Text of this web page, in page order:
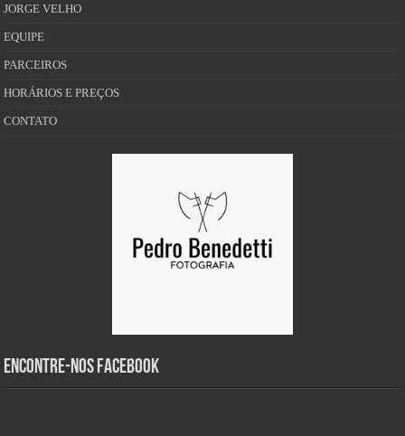
JORGE VELHO
EQUIPE
PARCEIROS
HORÁRIOS E PREÇOS
CONTATO
Encontre-nos Facebook